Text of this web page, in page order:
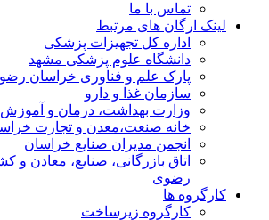
تماس با ما
لینک ارگان های مرتبط
اداره کل تجهیزات پزشکی
دانشگاه علوم پزشکی مشهد
پارک علم و فناوری خراسان
سازمان غذا و دارو
وزارت بهداشت، درمان و
خانه صنعت،معدن و تجارت
انجمن مدیران صنایع خراسان
اتاق بازرگانی، صنایع، معادن
رضوی
کارگروه ها
کارگروه زیرساخت